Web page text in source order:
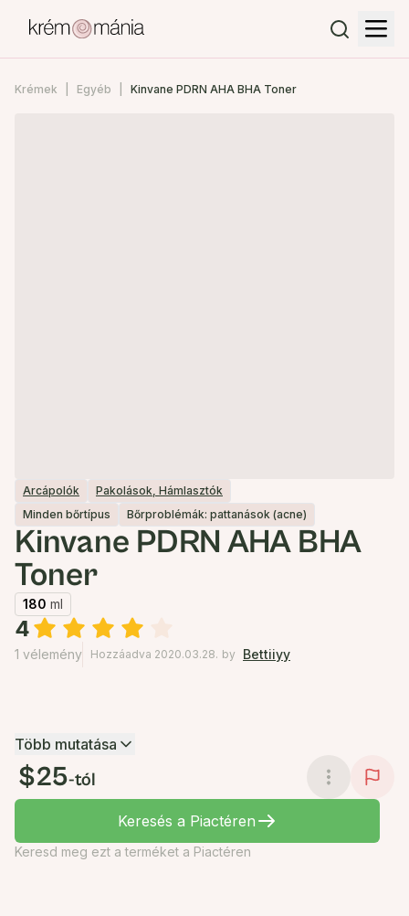
Krémek Egyéb Kinvane PDRN AHA BHA Toner
Arcápolók
Pakolások, Hámlasztók
Minden bőrtípus
Bőrproblémák: pattanások (acne)
Kinvane PDRN AHA BHA
Toner
180 ml
4
1 vélemény Hozzáadva 2020.03.28. by Bettiiyy
Több mutatása
$25-tól
Keresés a Piactéren
Keresd meg ezt a terméket a Piactéren